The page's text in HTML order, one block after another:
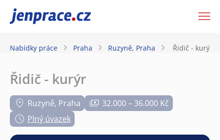
JenPráce.cz
Nabídky práce Praha Ruzyně, Praha Řidič - kurýr
Řidič - kurýr
Ruzyně, Praha
32.000 – 36.000 Kč
Plný úvazek